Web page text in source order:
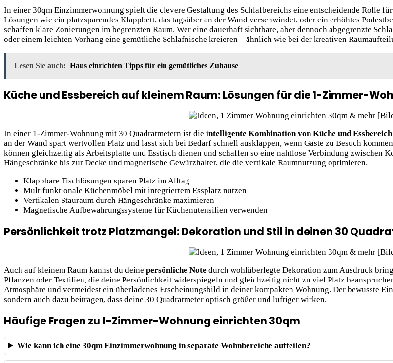
In einer 30qm Einzimmerwohnung spielt die clevere Gestaltung des Schlafbereichs eine entscheidende Rolle
Lösungen wie ein platzsparendes Klappbett, das tagsüber an der Wand verschwindet, oder ein erhöhtes
schaffen klare Zonierungen im begrenzten Raum. Wer eine dauerhaft sichtbare, aber dennoch abgegrenzte
oder einem leichten Vorhang eine gemütliche Schlafnische kreieren – ähnlich wie bei der kreativen
Lesen Sie auch: Haus einrichten Tipps für ein gemütliches Zuhause
Küche und Essbereich auf kleinem Raum: Lösungen für die 1-Zimmer-
In einer 1-Zimmer-Wohnung mit 30 Quadratmetern ist die intelligente Kombination von Küche und Essbereich
an der Wand spart wertvollen Platz und lässt sich bei Bedarf schnell ausklappen, wenn Gäste zu Besuch
können gleichzeitig als Arbeitsplatte und Esstisch dienen und schaffen so eine nahtlose Verbindung zwischen
Hängeschränke bis zur Decke und magnetische Gewürzhalter, die die vertikale Raumnutzung optimieren.
Klappbare Tischlösungen sparen Platz im Alltag
Multifunktionale Küchenmöbel mit integriertem Essplatz nutzen
Vertikalen Stauraum durch Hängeschränke maximieren
Magnetische Aufbewahrungssysteme für Küchenutensilien verwenden
Persönlichkeit trotz Platzmangel: Dekoration und Stil in deinen 30
Auch auf kleinem Raum kannst du deine persönliche Note durch wohlüberlegte Dekoration zum Ausdruck
Pflanzen oder Textilien, die deine Persönlichkeit widerspiegeln und gleichzeitig nicht zu viel Platz
Atmosphäre und vermeidest ein überladenes Erscheinungsbild in deiner kompakten Wohnung. Der bewusste
sondern auch dazu beitragen, dass deine 30 Quadratmeter optisch größer und luftiger wirken.
Häufige Fragen zu 1-Zimmer-Wohnung einrichten 30qm
Wie kann ich eine 30qm Einzimmerwohnung in separate Wohnbereiche aufteilen?